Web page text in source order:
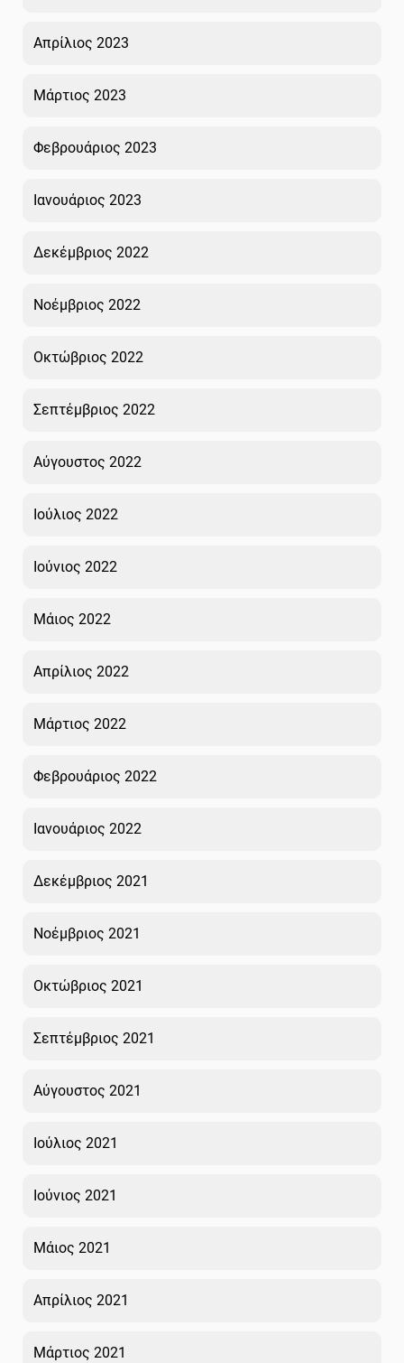
Απρίλιος 2023
Μάρτιος 2023
Φεβρουάριος 2023
Ιανουάριος 2023
Δεκέμβριος 2022
Νοέμβριος 2022
Οκτώβριος 2022
Σεπτέμβριος 2022
Αύγουστος 2022
Ιούλιος 2022
Ιούνιος 2022
Μάιος 2022
Απρίλιος 2022
Μάρτιος 2022
Φεβρουάριος 2022
Ιανουάριος 2022
Δεκέμβριος 2021
Νοέμβριος 2021
Οκτώβριος 2021
Σεπτέμβριος 2021
Αύγουστος 2021
Ιούλιος 2021
Ιούνιος 2021
Μάιος 2021
Απρίλιος 2021
Μάρτιος 2021